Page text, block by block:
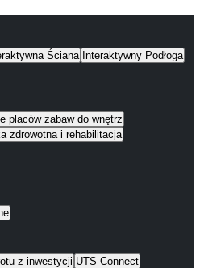
Ściana Interaktywny Podłoga
placów zabaw do wnętrz
zdrowotna i rehabilitacja
z inwestycji UTS Connect